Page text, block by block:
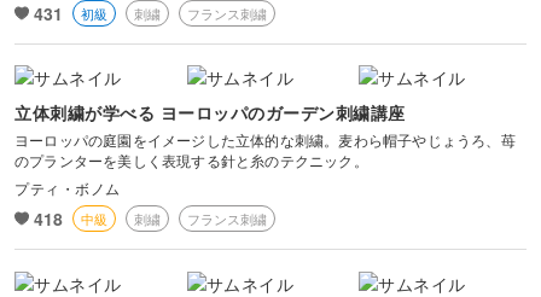
431 初級 刺繍 フランス刺繍
立体刺繍が学べる ヨーロッパのガーデン刺繍講座
ヨーロッパの庭園をイメージした立体的な刺繍。麦わら帽子やじょうろ、苺
のプランターを美しく表現する針と糸のテクニック。
プティ・ボノム
418 中級 刺繍 フランス刺繍